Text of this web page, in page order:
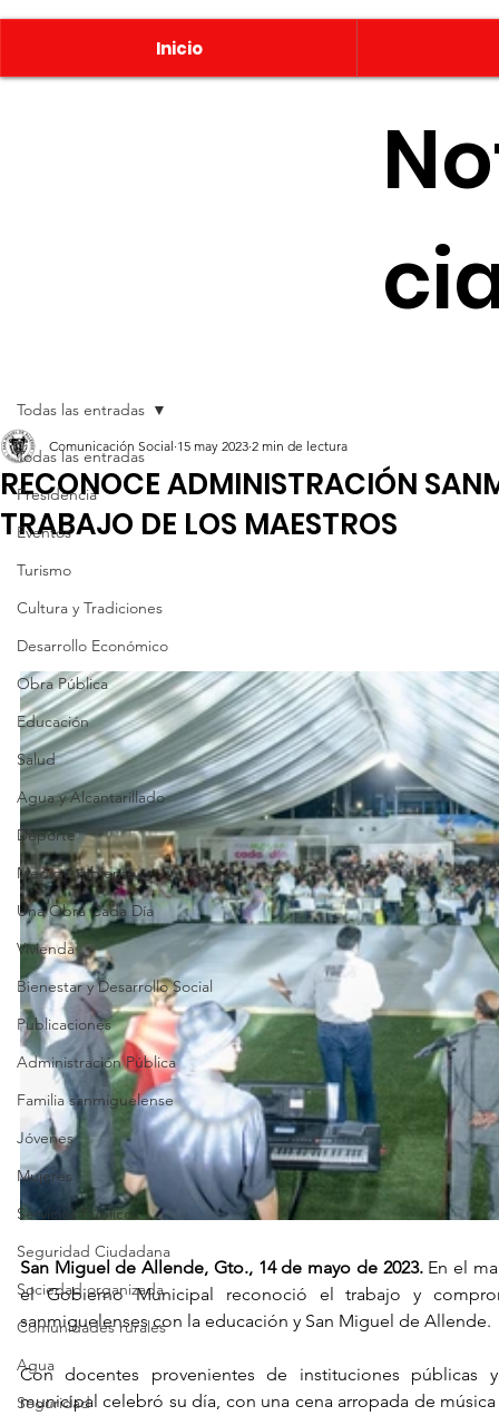
Todas las entradas
Presidencia
Eventos
Turismo
Cultura y Tradiciones
Desarrollo Económico
Obra Pública
Educación
Salud
Agua y Alcantarillado
Deporte
Medio Ambiente
Una Obra Cada Día
Vivienda
Bienestar y Desarrollo Social
Publicaciones
Administración Pública
Familia sanmiguelense
Jóvenes
Mujeres
Servicios Públicos
Seguridad Ciudadana
Sociedad organizada
Comunidades rurales
Agua
Seguridad
Todas las entradas
RECONOCE ADMINISTRACIÓN
TRABAJO DE LOS MAESTROS
Comunicación Social 15 may 2023 2 min de lectura
San Miguel de Allende, Gto., 14 de mayo de 2023. En el
el Gobierno Municipal reconoció el trabajo y
sanmiguelenses con la educación y San Miguel de Allende.
Con docentes provenientes de instituciones públicas
municipal celebró su día, con una cena arropada de
Inicio